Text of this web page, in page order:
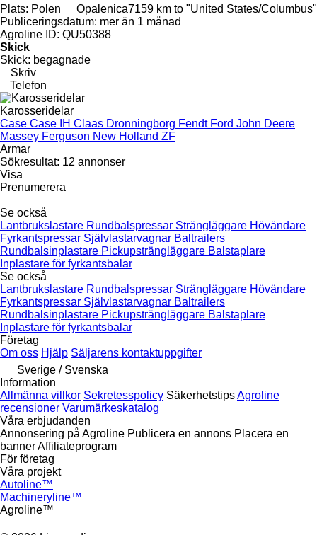
Plats: Polen Opalenica7159 km to "United States/Columbus"
Publiceringsdatum: mer än 1 månad
Agroline ID: QU50388
Skick
Skick: begagnade
Skriv
Telefon
Karosseridelar
Case Case IH Claas Dronningborg Fendt Ford John Deere
Massey Ferguson New Holland ZF
Armar
Sökresultat: 12 annonser
Visa
Prenumerera
Se också
Lantbrukslastare Rundbalspressar Strängläggare Hövändare
Fyrkantspressar Självlastarvagnar Baltrailers
Rundbalsinplastare Pickupsträngläggare Balstaplare
Inplastare för fyrkantsbalar
Se också
Lantbrukslastare Rundbalspressar Strängläggare Hövändare
Fyrkantspressar Självlastarvagnar Baltrailers
Rundbalsinplastare Pickupsträngläggare Balstaplare
Inplastare för fyrkantsbalar
Företag
Om oss Hjälp Säljarens kontaktuppgifter
Sverige / Svenska
Information
Allmänna villkor Sekretesspolicy SäkerhetstipsAgroline
recensioner Varumärkeskatalog
Våra erbjudanden
Annonsering på Agroline Publicera en annons Placera en
bannerAffiliateprogram
För företag
Våra projekt
Autoline™
Machineryline™
Agroline™